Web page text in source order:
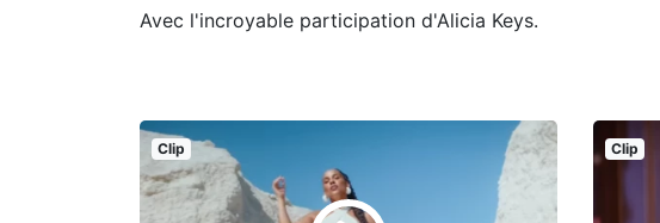
Avec l'incroyable participation d'Alicia Keys.
Clip Clip